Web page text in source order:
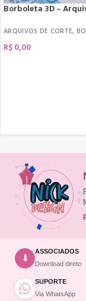
Borboleta 3D –
ARQUIVOS DE CORTE,
R$0,00
⬇
ASSOCIADOS
Download direto
SUPORTE
Via WhatsApp